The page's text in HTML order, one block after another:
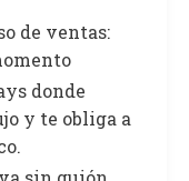
de ventas:
donde
y te obliga a